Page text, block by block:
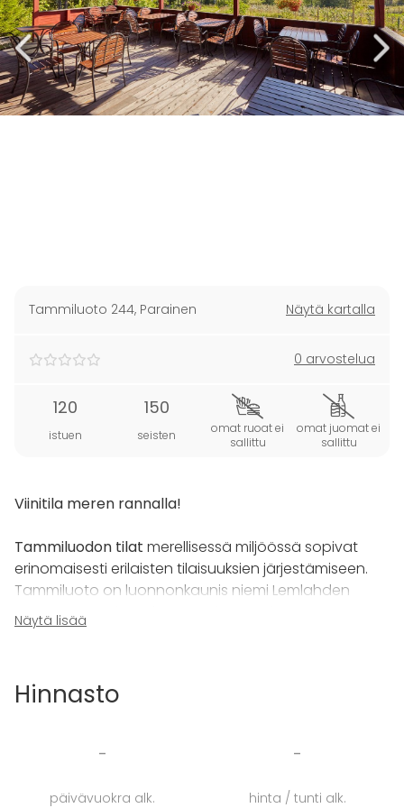
Tammiluoto 244, Parainen Näytä kartalla
0 arvostelua
120
istuen
150
seisten
omat ruoat ei
sallittu
omat juomat ei
sallittu
Viinitila meren rannalla!
Tammiluodon tilat merellisessä miljöössä sopivat
erinomaisesti erilaisten tilaisuuksien järjestämiseen.
Tammiluoto on luonnonkaunis niemi Lemlahden
saaressa Paraisten kaupungissa. Maisemat ovat
mitä upeimmat; julkisivun puolella meri ja toisella
Tammiluodon monipuolinen ja laadukas
syntymäpäivät. Tilaisuuksia voit järjestää ympäri
Näytä lisää
Hinnasto
-
päivävuokra alk.
-
hinta / tunti alk.